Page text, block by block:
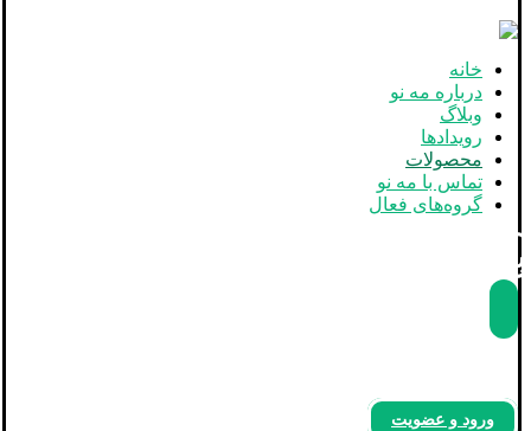
خانه
درباره مه نو
وبلاگ
رویدادها
محصولات
تماس با مه نو
گروه‌های فعال
بله
ورود و عضویت